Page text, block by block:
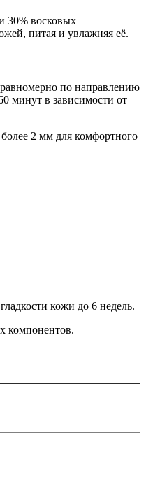
30% восковых
питая и увлажняя её.
по направлению
минут в зависимости от
2 мм для комфортного
кожи до 6 недель.
компонентов.